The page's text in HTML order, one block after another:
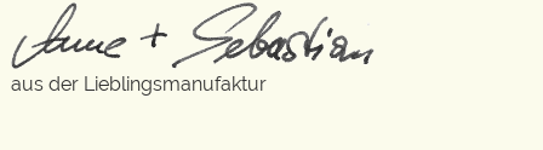
aus der Lieblingsmanufaktur